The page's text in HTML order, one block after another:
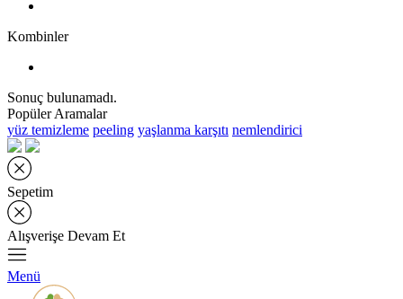
Kombinler
Sonuç bulunamadı.
Popüler Aramalar
yüz temizleme peeling yaşlanma karşıtı nemlendirici
Sepetim
Alışverişe Devam Et
Menü